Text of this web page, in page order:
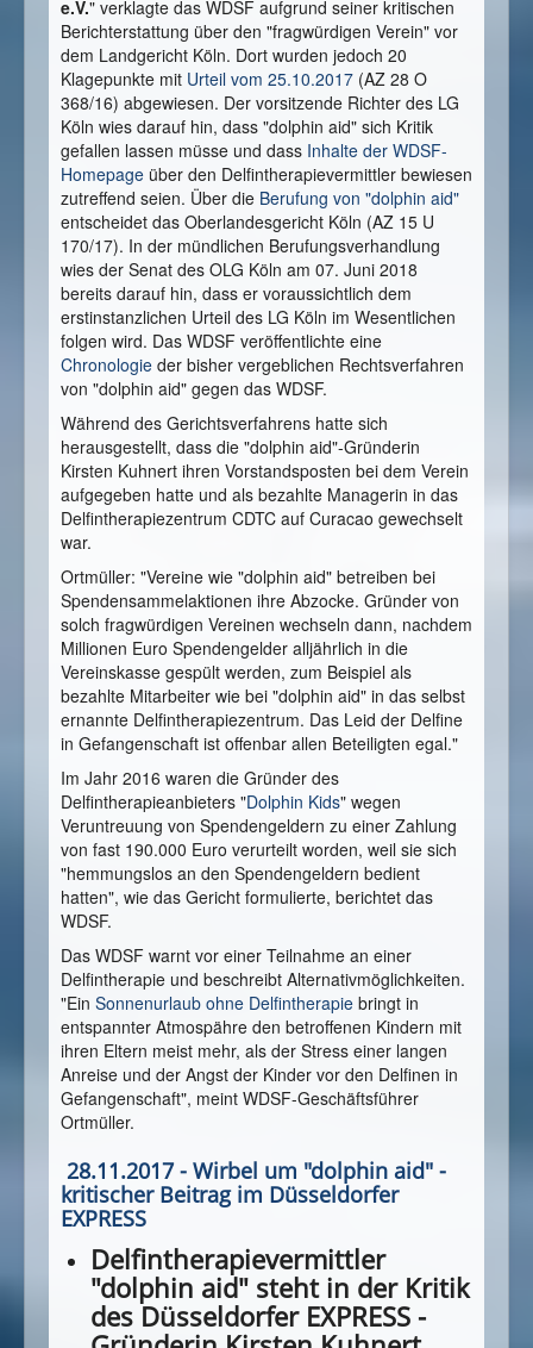
e.V." verklagte das WDSF aufgrund seiner kritischen
Berichterstattung über den "fragwürdigen Verein" vor
dem Landgericht Köln. Dort wurden jedoch 20
Klagepunkte mit Urteil vom 25.10.2017 (AZ 28 O
368/16) abgewiesen. Der vorsitzende Richter des LG
Köln wies darauf hin, dass "dolphin aid" sich Kritik
gefallen lassen müsse und dass Inhalte der WDSF-
Homepage über den Delfintherapievermittler bewiesen
zutreffend seien. Über die Berufung von "dolphin aid"
entscheidet das Oberlandesgericht Köln (AZ 15 U
170/17). In der mündlichen Berufungsverhandlung
wies der Senat des OLG Köln am 07. Juni 2018
bereits darauf hin, dass er voraussichtlich dem
erstinstanzlichen Urteil des LG Köln im Wesentlichen
folgen wird. Das WDSF veröffentlichte eine
Chronologie der bisher vergeblichen Rechtsverfahren
von "dolphin aid" gegen das WDSF.
Während des Gerichtsverfahrens hatte sich
herausgestellt, dass die "dolphin aid"-Gründerin
Kirsten Kuhnert ihren Vorstandsposten bei dem Verein
aufgegeben hatte und als bezahlte Managerin in das
Delfintherapiezentrum CDTC auf Curacao gewechselt
war.
Ortmüller: "Vereine wie "dolphin aid" betreiben bei
Spendensammelaktionen ihre Abzocke. Gründer von
solch fragwürdigen Vereinen wechseln dann, nachdem
Millionen Euro Spendengelder alljährlich in die
Vereinskasse gespült werden, zum Beispiel als
bezahlte Mitarbeiter wie bei "dolphin aid" in das selbst
ernannte Delfintherapiezentrum. Das Leid der Delfine
in Gefangenschaft ist offenbar allen Beteiligten egal."
Im Jahr 2016 waren die Gründer des
Delfintherapieanbieters "Dolphin Kids" wegen
Veruntreuung von Spendengeldern zu einer Zahlung
von fast 190.000 Euro verurteilt worden, weil sie sich
"hemmungslos an den Spendengeldern bedient
hatten", wie das Gericht formulierte, berichtet das
WDSF.
Das WDSF warnt vor einer Teilnahme an einer
Delfintherapie und beschreibt Alternativmöglichkeiten.
"Ein Sonnenurlaub ohne Delfintherapie bringt in
entspannter Atmospähre den betroffenen Kindern mit
ihren Eltern meist mehr, als der Stress einer langen
Anreise und der Angst der Kinder vor den Delfinen in
Gefangenschaft", meint WDSF-Geschäftsführer
Ortmüller.
28.11.2017 - Wirbel um "dolphin aid" -
kritischer Beitrag im Düsseldorfer
EXPRESS
Delfintherapievermittler
"dolphin aid" steht in der Kritik
des Düsseldorfer EXPRESS -